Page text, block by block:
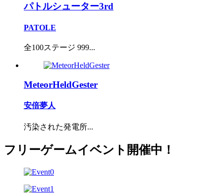
パトルシューター3rd
PATOLE
全100ステージ 999...
MeteorHeldGester
安倍夢人
汚染された発電所...
フリーゲームイベント開催中！